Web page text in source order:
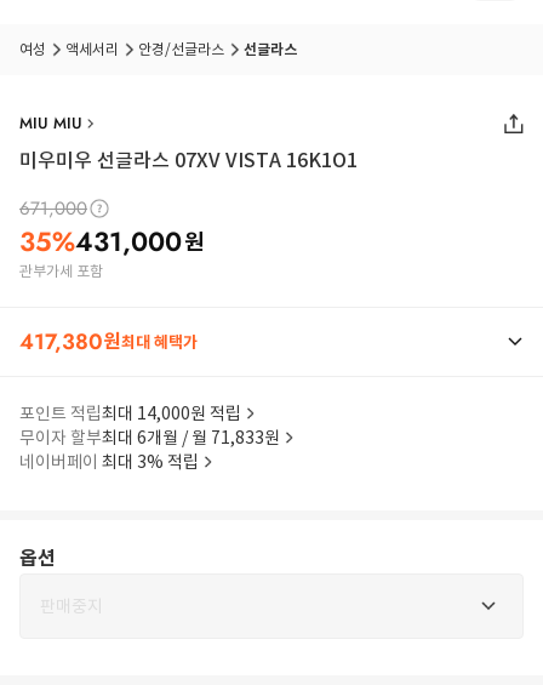
여성 액세서리 안경/선글라스 선글라스
MIU MIU
미우미우 선글라스 07XV VISTA 16K1O1
671,000
35%431,000원
관부가세 포함
417,380원최대 혜택가
포인트 적립최대 14,000원 적립
무이자 할부최대 6개월 / 월 71,833원
네이버페이 최대 3% 적립
옵션
판매중지